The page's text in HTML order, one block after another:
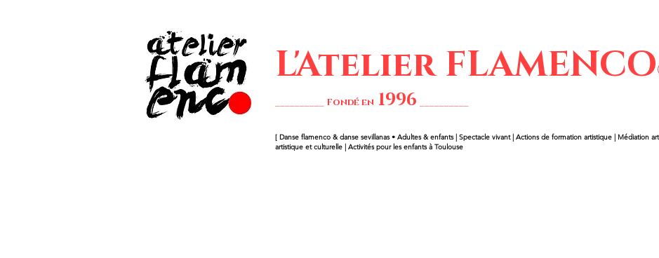
L'Atelier FLAMENCO
__________ Fondé en 1996
[ Danse flamenco & danse sevillanas • Adultes & enfants | Spectacle vivant | Actions de formation artistique | Médiation
artistique et culturelle | Activités pour les enfants à Toulouse